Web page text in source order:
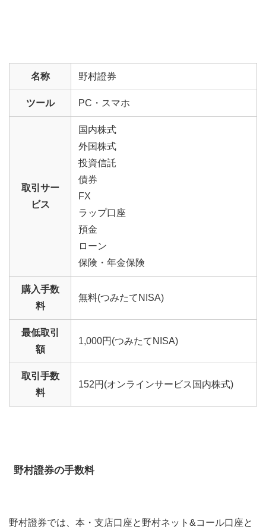
名称 野村證券
ツール PC・スマホ
取引サー
ビス
国内株式
外国株式
投資信託
債券
FX
ラップ口座
預金
ローン
保険・年金保険
購入手数
料
無料(つみたてNISA)
最低取引
額
1,000円(つみたてNISA)
取引手数
料
152円(オンラインサービス国内株式)
野村證券の手数料
野村證券では、本・支店口座と野村ネット&コール口座と